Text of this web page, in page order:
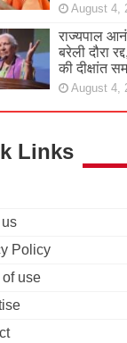
August 4,
राज्यपाल
बरेली दौरा
की दीक्षांत
August 4,
Links
Policy
of use